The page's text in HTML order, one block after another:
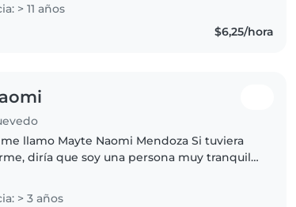
> 11 años
$6,25/hora
llamo Mayte Naomi Mendoza Si tuviera
diría que soy una persona muy tranquila,
> 3 años